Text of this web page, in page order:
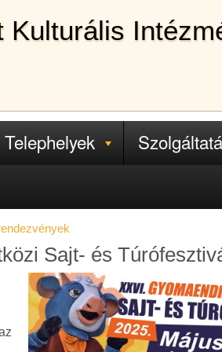
Kulturális
Telephelyek
Sajt- és